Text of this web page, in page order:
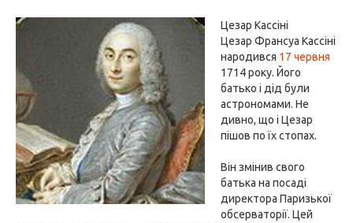
Цезар Кассіні
Цезар Франсуа Кассіні
народився 17 червня
1714 року. Його
батько і дід були
астрономами. Не
дивно, що і Цезар
пішов по їх стопах.
Він змінив свого
батька на посаді
директора Паризької
обсерваторії. Цей